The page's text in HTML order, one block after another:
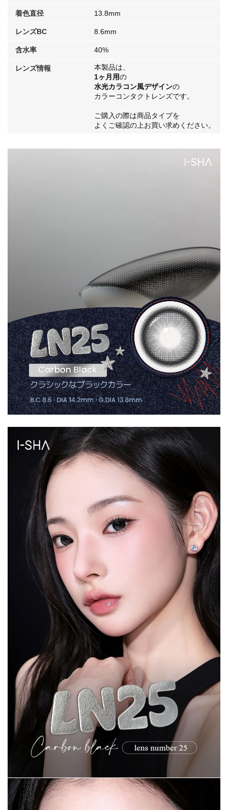
着色直径 13.8mm
レンズBC 8.6mm
含水率 40%
レンズ情報
本製品は、
1ヶ月用の
水光カラコン風デザインの
カラーコンタクトレンズです。
ご購入の際は商品タイプを
よくご確認の上お買い求めください。